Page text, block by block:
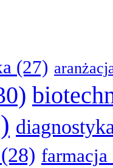
(27)
(28) farmacja